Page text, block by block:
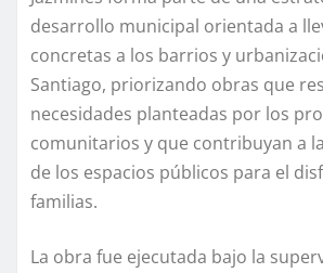
desarrollo municipal orientada a
concretas a los barrios y
Santiago, priorizando obras que
necesidades planteadas por los
comunitarios y que contribuyan a
de los espacios públicos para el
familias.
La obra fue ejecutada bajo la